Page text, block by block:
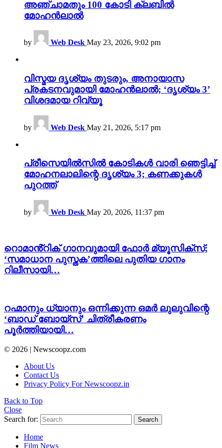
അഞ്ചാമതും 100 കോടി ക്ലബിൽ
മോഹൻലാൽ
by Web Desk May 23, 2026, 9:02 pm
വിസ്മയ ദൃശ്യം തുടരും, അനായാസ
പ്രകടനവുമായി മോഹൻലാൽ; ‘ദൃശ്യം 3’
വിശദമായ റിവ്യൂ
by Web Desk May 21, 2026, 5:17 pm
പ്രീസെയിൽസിൽ കോടികൾ വാരി ഞെട്ടിച്ച്
മോഹനലാലിന്റെ ദൃശ്യം 3; കണക്കുകൾ
പുറത്ത്
by Web Desk May 20, 2026, 11:37 pm
റൊമാൻ്റിക് ഗാനവുമായി ഫോർ മ്യൂസിക്സ്;
‘സമാധാന പുസ്തക’ത്തിലെ പുതിയ ഗാനം
റിലീസായി…
റഹ്മാനും ധ്യാനും ഒന്നിക്കുന്ന ഒമർ ലുലുവിന്റെ
‘ബാഡ് ബോയ്സ്’ ചിത്രീകരണം
പൂർത്തിയായി…
© 2026 | Newscoopz.com
About Us
Contact Us
Privacy Policy For Newscoopz.in
Back to Top
Close
Search for:
Search
Home
Film News